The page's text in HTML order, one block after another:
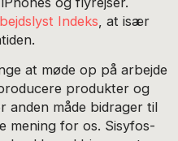
Indeks, at især
at møde op på arbejde
produkter og
anden måde bidrager til
mening for os. Sisyfos-